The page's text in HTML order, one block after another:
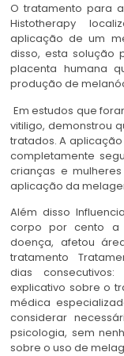
O tratamento para
Histotherapy
aplicação de um
disso, esta solução
placenta humana
produção de
Em estudos que
vitiligo, demonstrou
tratados. A
completamente
crianças e
aplicação da
Além disso
corpo por cento a
doença, afetou
tratamento
dias
explicativo sobre o
médica
considerar
psicologia, sem
sobre o uso de